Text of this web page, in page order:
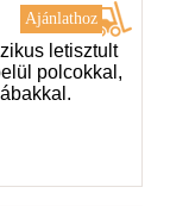
letisztult
polcokkal,